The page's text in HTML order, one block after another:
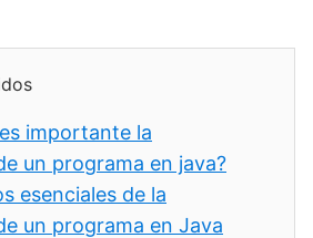
importante la
un programa en java?
esenciales de la
un programa en Java